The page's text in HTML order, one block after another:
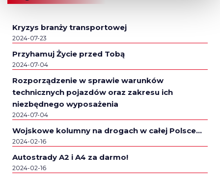
Kryzys branży transportowej
2024-07-23
Przyhamuj Życie przed Tobą
2024-07-04
Rozporządzenie w sprawie warunków
technicznych pojazdów oraz zakresu ich
niezbędnego wyposażenia
2024-07-04
Wojskowe kolumny na drogach w całej Polsce…
2024-02-16
Autostrady A2 i A4 za darmo!
2024-02-16